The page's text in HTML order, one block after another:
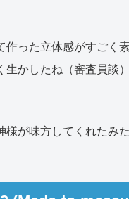
作った立体感がすごく
かしたね（審査員談）
様が味方してくれたみ